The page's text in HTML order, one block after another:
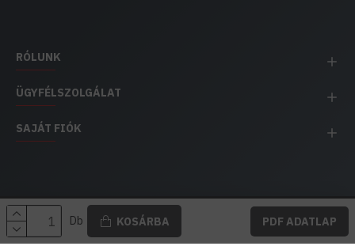
Db KOSÁRBA PDF ADATLAP
RÓLUNK
ÜGYFÉLSZOLGÁLAT
SAJÁT FIÓK
EH IMPEX / Copyright © 1991-2025 Energia Háza